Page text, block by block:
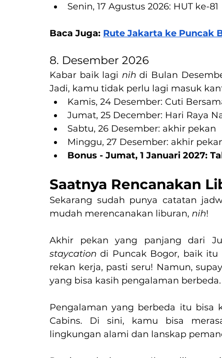
Senin, 17 Agustus 2026: HUT ke-
Baca Juga: Rute Jakarta ke Puncak
8. Desember 2026
Kabar baik lagi nih di Bulan
Jadi, kamu tidak perlu lagi masuk
Kamis, 24 Desember: Cuti
Jumat, 25 December: Hari Raya
Sabtu, 26 Desember: akhir pekan
Minggu, 27 Desember: akhir
Bonus - Jumat, 1 Januari 2027:
Saatnya Rencanakan
Sekarang sudah punya catatan
mudah merencanakan liburan, nih!
staycation di Puncak Bogor, baik itu
rekan kerja, pasti seru! Namun,
yang bisa kasih pengalaman berbeda.
Pengalaman yang berbeda itu
Cabins. Di sini, kamu bisa
lingkungan alami dan lanskap